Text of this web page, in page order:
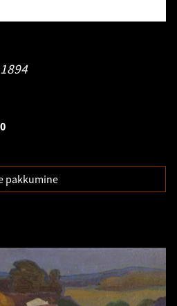
1894
pakkumine